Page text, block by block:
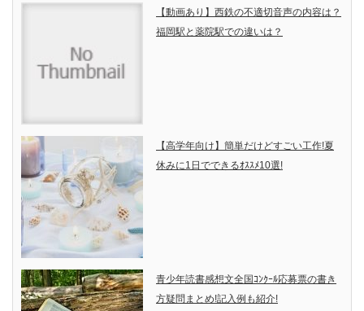
【動画あり】西鉄の不適切音声の内容は？
福岡駅と薬院駅での違いは？
【高学年向け】簡単だけどすごい工作!夏
休みに1日でできるｵｽｽﾒ10選!
青少年読書感想文全国ｺﾝｸｰﾙ応募票の書き
方疑問まとめ!記入例も紹介!